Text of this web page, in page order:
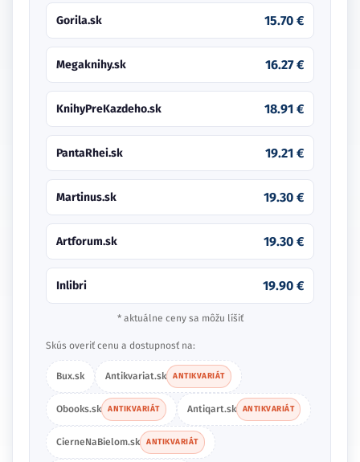
Gorila.sk 15.70 €
Megaknihy.sk 16.27 €
KnihyPreKazdeho.sk 18.91 €
PantaRhei.sk 19.21 €
Martinus.sk 19.30 €
Artforum.sk 19.30 €
Inlibri 19.90 €
* aktuálne ceny sa môžu líšiť
Skús overiť cenu a dostupnosť na:
Bux.sk Antikvariat.sk ANTIKVARIÁT
Obooks.sk ANTIKVARIÁT Antiqart.sk ANTIKVARIÁT
CierneNaBielom.sk ANTIKVARIÁT